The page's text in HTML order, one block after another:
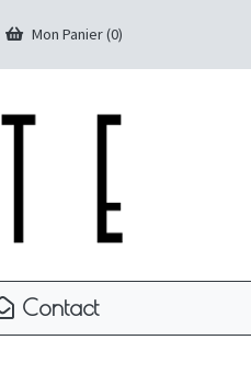
Mon Panier (0)
Contact